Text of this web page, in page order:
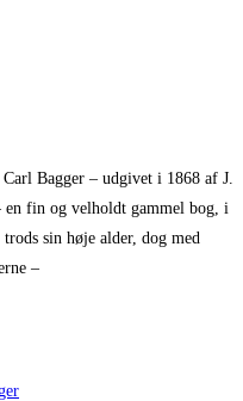
Bagger – udgivet i 1868 af J.
en fin og velholdt gammel bog, i
sin høje alder, dog med
–